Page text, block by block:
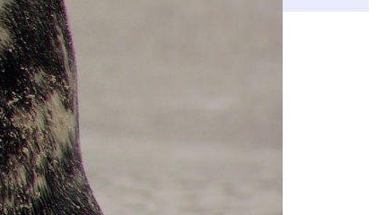
kuljetuksesta ja käsittelystä
jäävä hylkeiden
ja vaarallinen linjaus.
tasolla, pitäisi yleistä